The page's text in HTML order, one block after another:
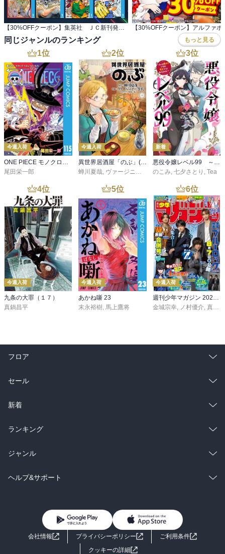
【30%OFFクーポン】集英社 ＪＣ新刊発売記念 440冊以上対象
同じジャンルのランキング もっと見る
1位
今週入荷
尾田栄一郎
2位
今週入荷
蝉川夏哉 ヴァージニア二等兵 ,転
3位
新着
のこみ 七夕さとり Tea
4位
今週入荷
九条の大罪（１７）
真鍋昌平
5位
今週入荷
あかね噺 23
末永裕樹, 馬上鷹将
6位
今週入荷
週刊少年マガジン 2026年36・37号[2026年8月5日発売]
金城宗幸, ノ村優介, 真島ヒロ
フロア
総合
ラノベ
雑誌・グラビア
BL・TL
セール
総合
ラノベ
雑誌・グラビア
BL・TL
新着
総合
ラノベ
雑誌・グラビア
ランキング
総合
ラノベ
ジャンル
コミック
ライトノベル 男子向けラノベ
小説
ヘルプ&サポート
よくあるご質問 お問い合わせ
会社情報 プライバシーポリシー
ご利用条件
クッキーの詳細